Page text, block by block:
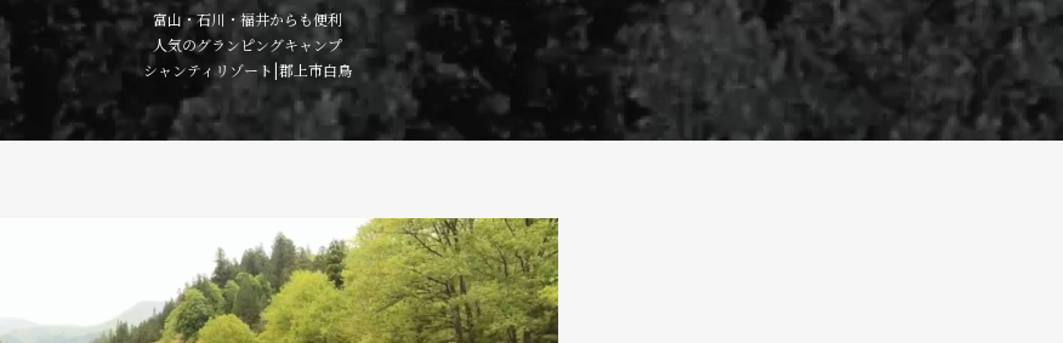
富山・石川・福井からも便利
人気のグランピングキャンプ
シャンティリゾート|郡上市白鳥